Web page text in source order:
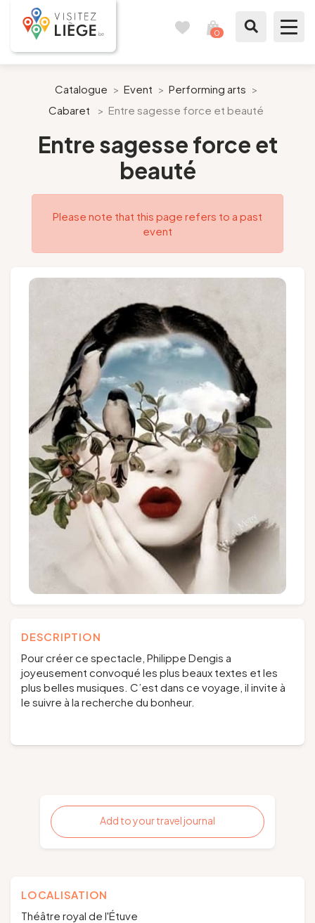
0
Like a citizen of Liège
Prepare my stay
Our suggestions
Follow us
Groups and tour operators
EN NL DE
Catalogue > Event > Performing arts >
Cabaret
> Entre sagesse force et beauté
Entre sagesse force et
beauté
Please note that this page refers to a past
event
DESCRIPTION
Pour créer ce spectacle, Philippe Dengis a
joyeusement convoqué les plus beaux textes et les
plus belles musiques. C’est dans ce voyage, il invite à
le suivre à la recherche du bonheur.
Add to your travel journal
LOCALISATION
Théâtre royal de l'Étuve